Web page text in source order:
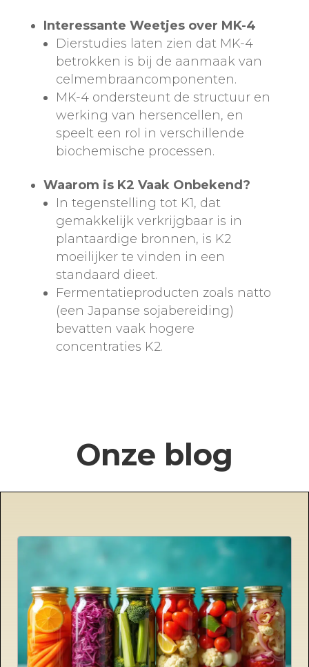
Interessante Weetjes over MK-4
Dierstudies laten zien dat MK-4
betrokken is bij de aanmaak van
celmembraancomponenten.
MK-4 ondersteunt de structuur en
werking van hersencellen, en
speelt een rol in verschillende
biochemische processen.
Waarom is K2 Vaak Onbekend?
In tegenstelling tot K1, dat
gemakkelijk verkrijgbaar is in
plantaardige bronnen, is K2
moeilijker te vinden in een
standaard dieet.
Fermentatieproducten zoals natto
(een Japanse sojabereiding)
bevatten vaak hogere
concentraties K2.
Onze blog